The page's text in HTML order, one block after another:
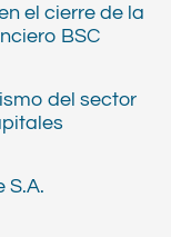
el cierre de la
BSC
del sector
S.A.